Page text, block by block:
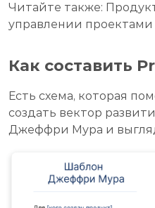
Читайте также:
управлении проектами
Как составить
Есть схема, которая
создать вектор
Джеффри Мура и